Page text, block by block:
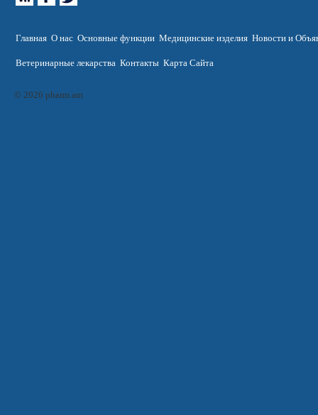
Главная О нас Основные функции Медицинские изделия Новости и
Ветеринарные лекарства Контакты Карта Сайта
© 2026 pharm.am